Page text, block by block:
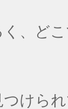
、ど
けら